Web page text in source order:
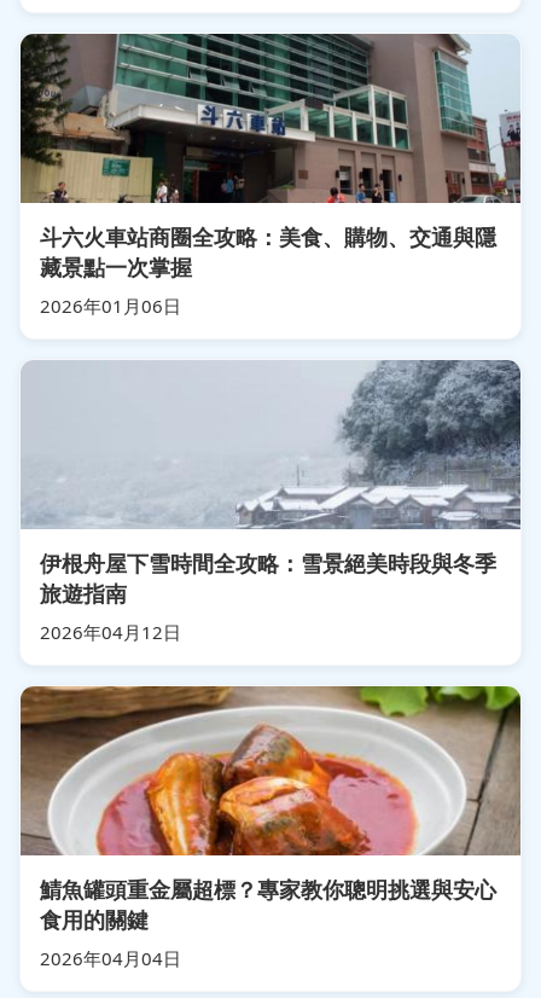
斗六火車站商圈全攻略：美食、購物、交通與隱
藏景點一次掌握
2026年01月06日
伊根舟屋下雪時間全攻略：雪景絕美時段與冬季
旅遊指南
2026年04月12日
鯖魚罐頭重金屬超標？專家教你聰明挑選與安心
食用的關鍵
2026年04月04日